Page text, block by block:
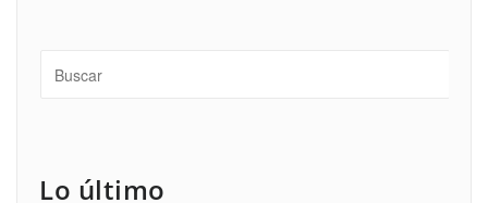
Lo último